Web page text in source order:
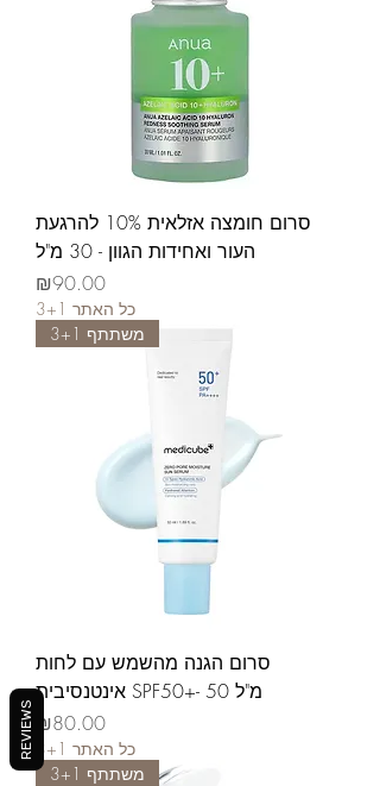
סרום חומצה אזלאית 10% להרגעת
העור ואחידות הגוון - 30 מ"ל
가격
₪90.00
3+1 כל האתר
משתתף 3+1
סרום הגנה מהשמש עם לחות
אינטנסיבית SPF50+- 50 מ"ל
가격
₪80.00
3+1 כל האתר
משתתף 3+1
REVIEWS